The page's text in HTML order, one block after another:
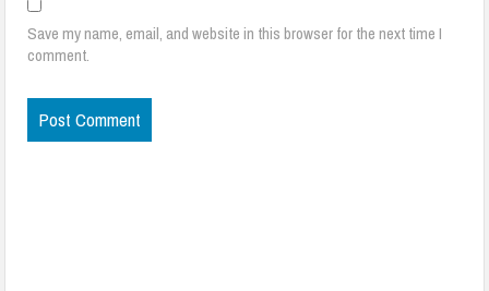
Save my name, email, and website in this browser for the next time I
comment.